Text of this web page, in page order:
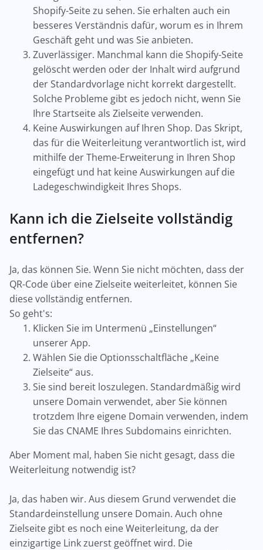
Shopify-Seite zu sehen. Sie erhalten auch ein
besseres Verständnis dafür, worum es in Ihrem
Geschäft geht und was Sie anbieten.
Zuverlässiger. Manchmal kann die Shopify-Seite
gelöscht werden oder der Inhalt wird aufgrund
der Standardvorlage nicht korrekt dargestellt.
Solche Probleme gibt es jedoch nicht, wenn Sie
Ihre Startseite als Zielseite verwenden.
Keine Auswirkungen auf Ihren Shop. Das Skript,
das für die Weiterleitung verantwortlich ist, wird
mithilfe der Theme-Erweiterung in Ihren Shop
eingefügt und hat keine Auswirkungen auf die
Ladegeschwindigkeit Ihres Shops.
Kann ich die Zielseite vollständig
entfernen?
Ja, das können Sie. Wenn Sie nicht möchten, dass der
QR-Code über eine Zielseite weiterleitet, können Sie
diese vollständig entfernen.
So geht's:
Klicken Sie im Untermenü „Einstellungen“
unserer App.
Wählen Sie die Optionsschaltfläche „Keine
Zielseite“ aus.
Sie sind bereit loszulegen. Standardmäßig wird
unsere Domain verwendet, aber Sie können
trotzdem Ihre eigene Domain verwenden, indem
Sie das CNAME Ihres Subdomains einrichten.
Aber Moment mal, haben Sie nicht gesagt, dass die
Weiterleitung notwendig ist?
Ja, das haben wir. Aus diesem Grund verwendet die
Standardeinstellung unsere Domain. Auch ohne
Zielseite gibt es noch eine Weiterleitung, da der
einzigartige Link zuerst geöffnet wird. Die